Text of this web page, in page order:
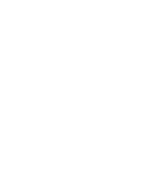
ズ＞
2～4営業日